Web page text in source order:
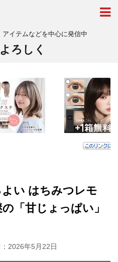
イテムなどを中心に発信中
ろしく
よい はちみつレモ
「甘じょっぱい」
2026年5月22日